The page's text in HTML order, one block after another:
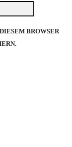
BROWSER